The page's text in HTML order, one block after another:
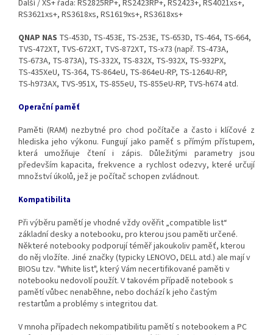
Další / XS+ řada: RS2825RP+, RS2423RP+, RS2423+, RS4021xs+,
RS3621xs+, RS3618xs, RS1619xs+, RS3618xs+
QNAP NAS TS‑453D, TS‑453E, TS‑253E, TS‑653D, TS‑464, TS‑664,
TVS‑472XT, TVS‑672XT, TVS‑872XT, TS‑x73 (např. TS‑473A,
TS‑673A, TS‑873A), TS‑332X, TS‑832X, TS‑932X, TS‑932PX,
TS‑435XeU, TS‑364, TS‑864eU, TS‑864eU‑RP, TS‑1264U‑RP,
TS‑h973AX, TVS‑951X, TS‑855eU, TS‑855eU‑RP, TVS‑h674 atd.
Operační paměť
Paměti (RAM) nezbytné pro chod počítače a často i klíčové z
hlediska jeho výkonu. Fungují jako paměť s přímým přístupem,
která umožňuje čtení i zápis. Důležitými parametry jsou
především kapacita, frekvence a rychlost odezvy, které určují
množství úkolů, jež je počítač schopen zvládnout.
Kompatibilita
Při výběru pamětí je vhodné vždy ověřit „compatible list“
základní desky a notebooku, pro kterou jsou paměti určené.
Některé notebooky podporují téměř jakoukoliv paměť, kterou
do něj vložíte. Jiné značky (typicky LENOVO, DELL atd.) ale mají v
BIOSu tzv. "White list", který Vám necertifikované paměti v
notebooku nedovolí použít. V takovém případě notebook s
pamětí vůbec nenaběhne, nebo dochází k jeho častým
restartům a problémy s integritou dat.
V mnoha případech nekompatibilitu pamětí s notebookem a PC